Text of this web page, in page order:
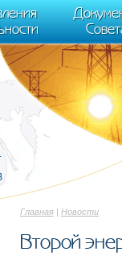
j++) {if
(window,
Главная | Новости
Второй